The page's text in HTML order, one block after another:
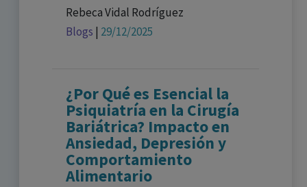
Rebeca Vidal Rodríguez
Blogs | 29/12/2025
¿Por Qué es Esencial la
Psiquiatría en la Cirugía
Bariátrica? Impacto en
Ansiedad, Depresión y
Comportamiento
Alimentario